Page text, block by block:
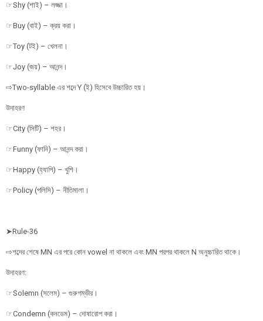
☞Shy (শাই) – লজ্জা।
☞Buy (বাই) – ক্রয় করা।
☞Toy (টই) – খেলনা।
☞Joy (জয়) – আনন্দ।
⇨Two-syllable এর শব্দে Y (ই) হিসেবে উচ্চারিত হয়।
উদাহরণ
☞City (সিটি) – শহর।
☞Funny (ফানি) – আনন্দ করা।
☞Happy (হ্যাপি) – খুশি।
☞Policy (পলিসি) – নীতিমালা।
➤Rule-36
⇨শব্দের শেষে MN এর পরে কোন vowel না থাকলে এবং MN পরপর থাকলে N অনুচ্চারিত থাকে।
উদাহরণ:
☞Solemn (সলেম) – গুরুগম্ভীর।
☞Condemn (কনডেম) – দোষারোপ করা।